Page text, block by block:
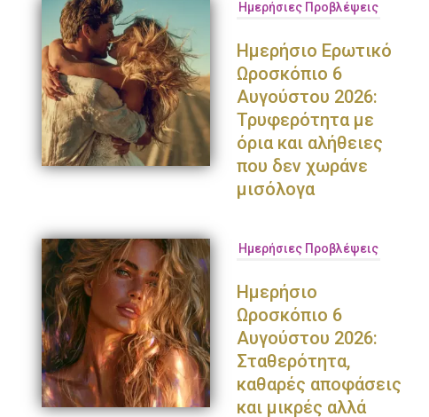
Ημερήσιες Προβλέψεις
Ημερήσιο Ερωτικό
Ωροσκόπιο 6
Αυγούστου 2026:
Τρυφερότητα με
όρια και αλήθειες
που δεν χωράνε
μισόλογα
Ημερήσιες Προβλέψεις
Ημερήσιο
Ωροσκόπιο 6
Αυγούστου 2026:
Σταθερότητα,
καθαρές αποφάσεις
και μικρές αλλά